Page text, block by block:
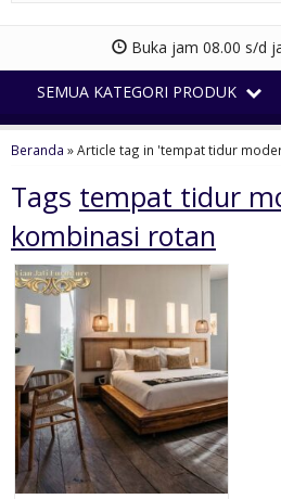
Buka jam 08.00 s/d
SEMUA KATEGORI PRODUK
Beranda »Article tag in 'tempat tidur
Tags tempat tidur
kombinasi rotan